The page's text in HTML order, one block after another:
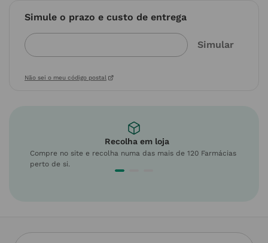
Simule o prazo e custo de entrega
Não sei o meu código postal
Recolha em loja
Compre no site e recolha numa das mais de 120 Farmácias
perto de si.